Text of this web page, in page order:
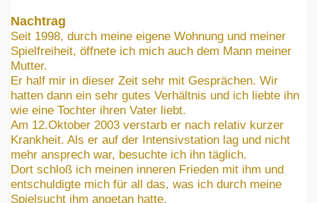
Nachtrag
Seit 1998, durch meine eigene Wohnung und meiner
Spielfreiheit, öffnete ich mich auch dem Mann meiner
Mutter.
Er half mir in dieser Zeit sehr mit Gesprächen. Wir
hatten dann ein sehr gutes Verhältnis und ich liebte ihn
wie eine Tochter ihren Vater liebt.
Am 12.Oktober 2003 verstarb er nach relativ kurzer
Krankheit. Als er auf der Intensivstation lag und nicht
mehr ansprech war, besuchte ich ihn täglich.
Dort schloß ich meinen inneren Frieden mit ihm und
entschuldigte mich für all das, was ich durch meine
Spielsucht ihm angetan hatte.